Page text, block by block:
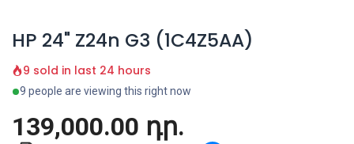
HP 24" Z24n G3 (1C4Z5AA)
9 sold in last 24 hours
9 people are viewing this right now
139,000.00 դր.